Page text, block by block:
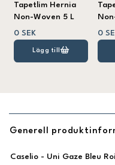
Tapetlim Hernia
Non-Woven 5 L
0 SEK
Lägg till
0
Generell
Caselio - Uni Gaze Bleu